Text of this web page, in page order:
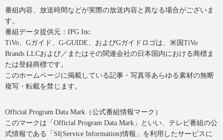
番組内容、放送時間などが実際の放送内容と異なる場合がございま
す。
番組データ提供元：IPG Inc.
TiVo、Gガイド、G-GUIDE、およびGガイドロゴは、米国TiVo
Brands LLCおよび／またはその関連会社の日本国内における商標ま
たは登録商標です。
このホームページに掲載している記事・写真等あらゆる素材の無断
複写・転載を禁じます。
Official Program Data Mark（公式番組情報マーク）
このマークは「Official Program Data Mark」といい、テレビ番組の公
式情報である「SI(Service Information)情報」を利用したサービスに